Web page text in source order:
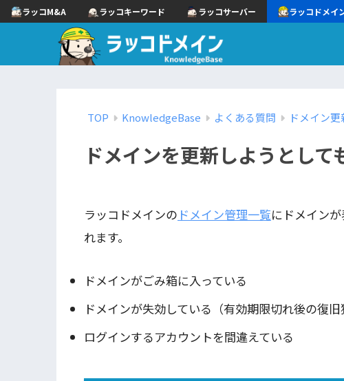
ラッコM&A ラッコキーワード ラッコサーバー ラッコドメイ
TOP KnowledgeBase よくある質問 ドメイン更
ドメインを更新しようとし
ラッコドメインの ドメイン管理一覧にドメイン
れます。
ドメインがごみ箱に入っている
ドメインが失効している（有効期限切れ後の復
ログインするアカウントを間違えている